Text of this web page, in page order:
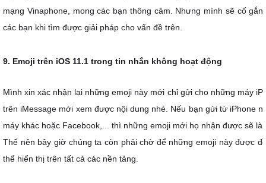
mạng Vinaphone, mong các bạn thông cảm. Nhưng mình sẽ cố
các bạn khi tìm được giải pháp cho vấn đề trên.
9. Emoji trên iOS 11.1 trong tin nhắn không hoạt động
Mình xin xác nhận lại những emoji này mới chỉ gửi cho những máy
trên iMessage mới xem được nội dung nhé. Nếu bạn gửi từ iPhone
máy khác hoặc Facebook,... thì những emoji mới họ nhận được sẽ là
Thế nên bây giờ chúng ta còn phải chờ để những emoji này được
thể hiển thị trên tất cả các nền tảng.